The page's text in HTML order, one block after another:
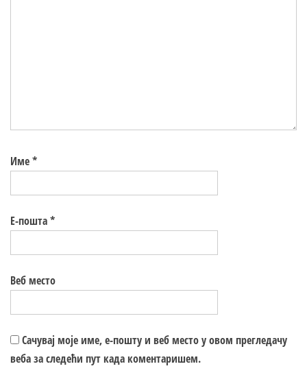
Име*
Е-пошта*
Веб место
Сачувај моје име, е-пошту и веб место у овом прегледачу
веба за следећи пут када коментаришем.